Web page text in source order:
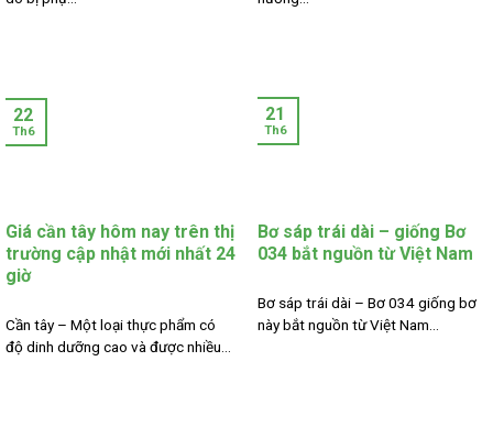
Giá cần tây hôm nay trên thị
trường cập nhật mới nhất 24
giờ
Cần tây – Một loại thực phẩm có
độ dinh dưỡng cao và được nhiều...
22
Th6
Bơ sáp trái dài – giống Bơ
034 bắt nguồn từ Việt Nam
Bơ sáp trái dài – Bơ 034 giống bơ
này bắt nguồn từ Việt Nam...
21
Th6